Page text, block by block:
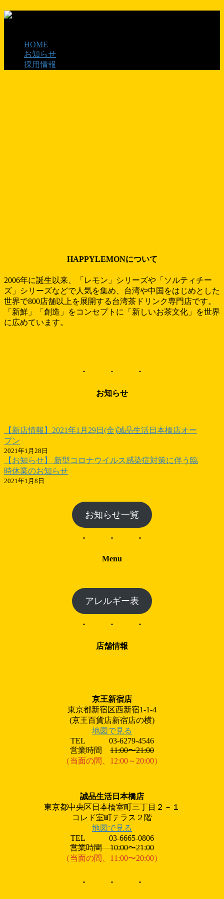
HOME
お知らせ
採用情報
HAPPYLEMONについて
2006年に誕生以来、「レモン」シリーズや「ソルティチー
ズ」シリーズなどで人気を集め、台湾や中国をはじめとした
世界で800店舗以上を展開する台湾茶ドリンク専門店です。
「新鮮」「創造」をコンセプトに「新しいお茶文化」を世界
に広めています。
お知らせ
【新店情報】2021年1月29日(金)誠品生活日本橋店オー
プン
2021年1月28日
【お知らせ】 新型コロナウイルス感染症対策に伴う臨
時休業のお知らせ
2021年1月8日
お知らせ一覧
Menu
アレルギー表
店舗情報
京王新宿店
東京都新宿区西新宿1‐1‐4
(京王百貨店新宿店の横)
地図で見る
TEL 03-6279-4546
営業時間 11:00〜21:00
（当面の間、12:00～20:00）
誠品生活日本橋店
東京都中央区日本橋室町三丁目２－１
コレド室町テラス２階
地図で見る
TEL 03-6665-0806
営業時間 10:00〜21:00
（当面の間、11:00〜20:00）